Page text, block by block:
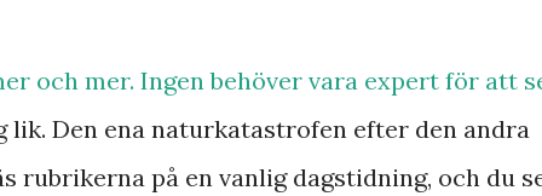
och mer. Ingen behöver vara expert för att
lik. Den ena naturkatastrofen efter den andra
rubrikerna på en vanlig dagstidning, och du